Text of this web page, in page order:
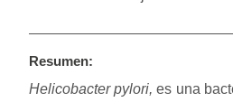
Resumen:
Helicobacter pylori, es una